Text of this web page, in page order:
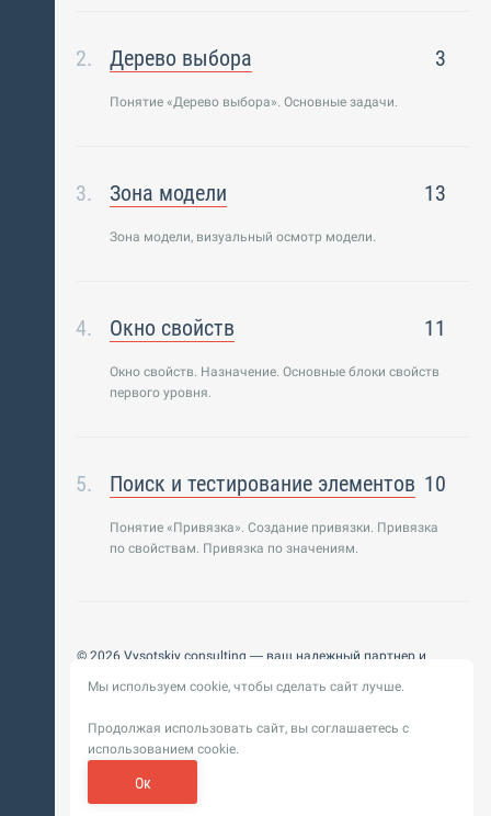
Дерево выбора 3
Понятие «Дерево выбора». Основные задачи.
Зона модели 13
Зона модели, визуальный осмотр модели.
Окно свойств 11
Окно свойств. Назначение. Основные блоки свойств
первого уровня.
Поиск и тестирование элементов 10
Понятие «Привязка». Создание привязки. Привязка
по свойствам. Привязка по значениям.
© 2026 Vysotskiy consulting — ваш надежный партнер и
Цифровизация, BIM, ИИ. Внедряем и оптимизируем
Пользовательское
соглашение
Политика обработки персональных
данных
Разработка сайта —
Мы используем cookie, чтобы сделать сайт лучше.
Продолжая использовать сайт, вы соглашаетесь с
использованием cookie.
Ок